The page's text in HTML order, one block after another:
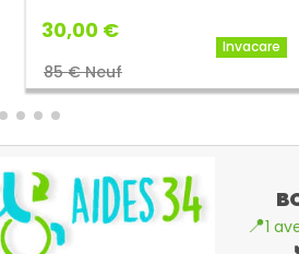
30,00 €
85 € Neuf
Invacare
📍1